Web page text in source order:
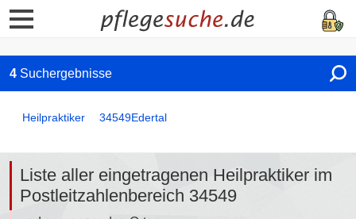
4 Suchergebnisse
Heilpraktiker 34549Edertal
Liste aller eingetragenen Heilpraktiker im
Postleitzahlenbereich 34549